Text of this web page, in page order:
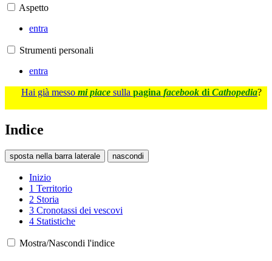
Aspetto
entra
Strumenti personali
entra
Hai già messo mi piace sulla pagina facebook di Cathopedia?
Indice
sposta nella barra laterale nascondi
Inizio
1 Territorio
2 Storia
3 Cronotassi dei vescovi
4 Statistiche
Mostra/Nascondi l'indice